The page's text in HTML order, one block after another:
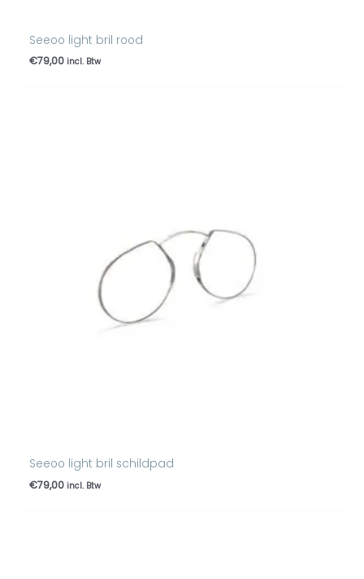
Seeoo light bril rood
€79,00 incl. Btw
Seeoo light bril schildpad
€79,00 incl. Btw